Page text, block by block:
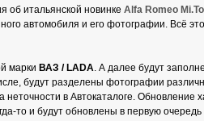
об итальянской новинке Alfa Romeo Mi.To
автомобиля и его фотографии. Всё
марки ВАЗ / LADA. А далее будут
будут разделены фотографии
в Автокаталоге. Обновление
то и будут обновлены в первую